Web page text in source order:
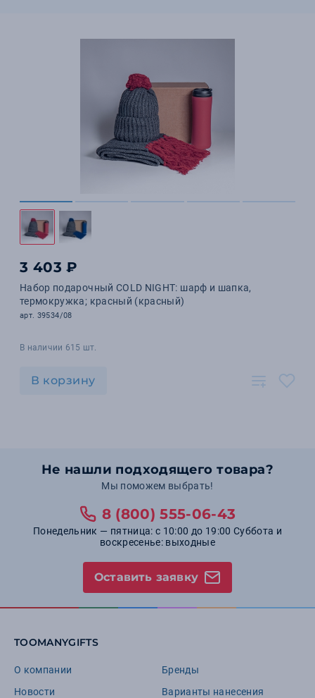
3 403 ₽
Набор подарочный COLD NIGHT: шарф и шапка,
термокружка; красный (красный)
арт. 39534/08
В наличии 615 шт.
В корзину
Не нашли подходящего товара?
Мы поможем выбрать!
8 (800) 555-06-43
Понедельник — пятница: с 10:00 до 19:00 Суббота и
воскресенье: выходные
Оставить заявку
TOOMANYGIFTS
О компании
Новости
Бренды
Варианты нанесения